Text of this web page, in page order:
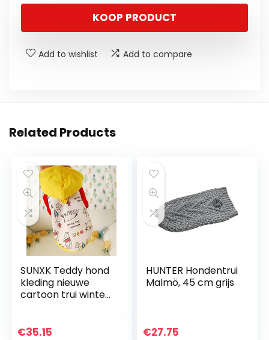
KOOP PRODUCT
Add to wishlist Add to compare
Related Products
SUNXK Teddy hond
kleding nieuwe
cartoon trui winter
kleding lente en
€35.15
HUNTER Hondentrui
Malmö, 45 cm grijs
€27.75